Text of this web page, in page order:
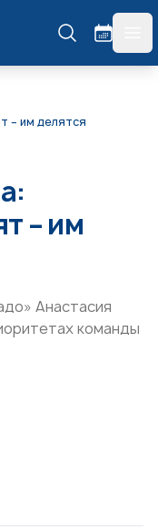
– им делятся
– им
Анастасия
команды